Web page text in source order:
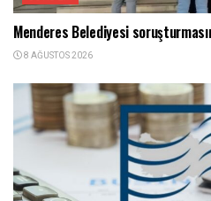
Menderes Belediyesi
8 AĞUSTOS 2026